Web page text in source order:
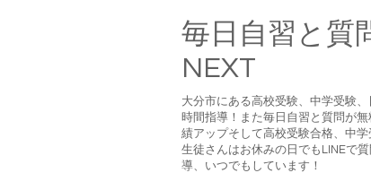
毎日自習と質
NEXT
大分市にある高校受験、中学受験
時間指導！また毎日自習と質問が
績アップそして高校受験合格、中学
生徒さんはお休みの日でもLINEで
導、いつでもしています！